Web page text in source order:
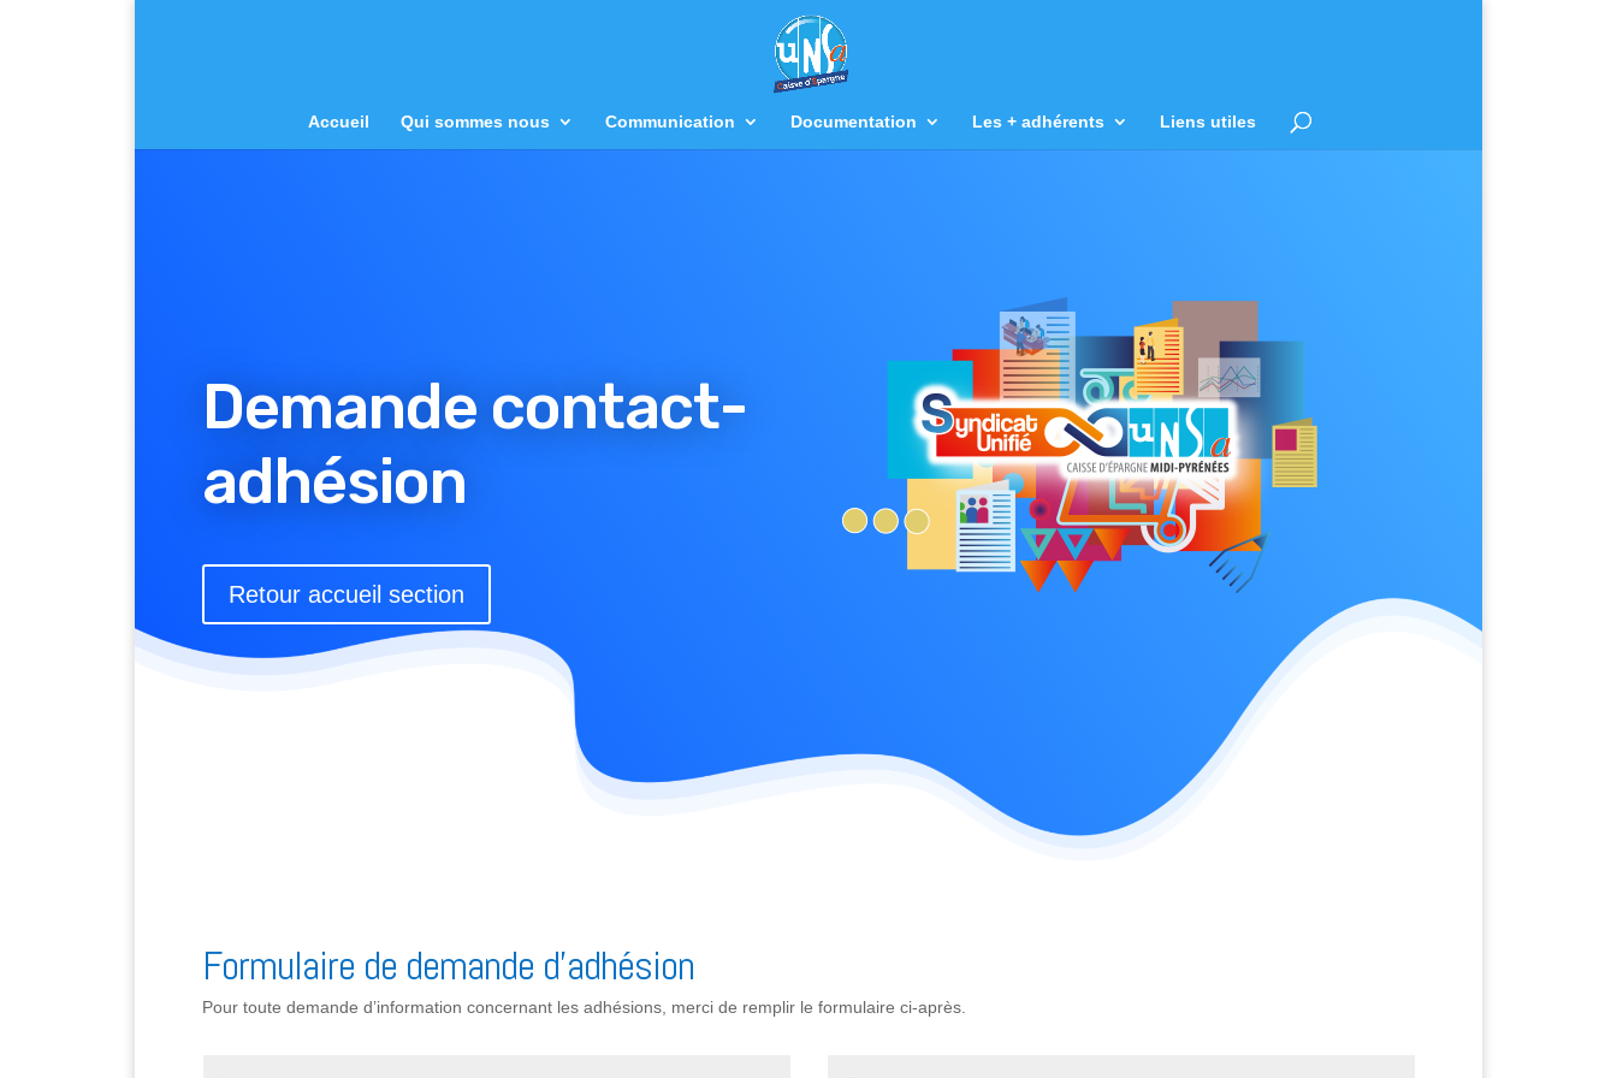
Accueil Qui sommes nous Communication Documentation Les + adhérents Liens utiles
Demande contact-
adhésion
Retour accueil section
Formulaire de demande d’adhésion
Pour toute demande d’information concernant les adhésions, merci de remplir le formulaire ci-après.